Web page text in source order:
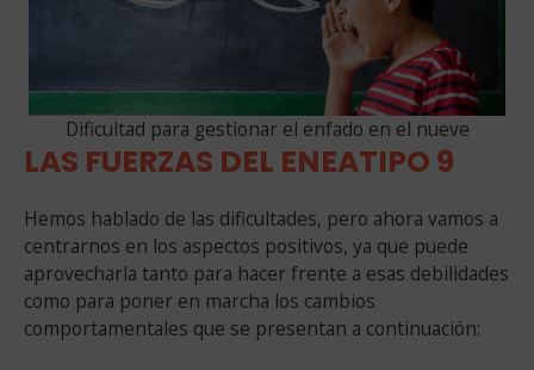
Dificultad para gestionar el enfado en el nueve
LAS FUERZAS DEL ENEATIPO 9
Hemos hablado de las dificultades, pero ahora vamos a
centrarnos en los aspectos positivos, ya que puede
aprovecharla tanto para hacer frente a esas debilidades
como para poner en marcha los cambios
comportamentales que se presentan a continuación: